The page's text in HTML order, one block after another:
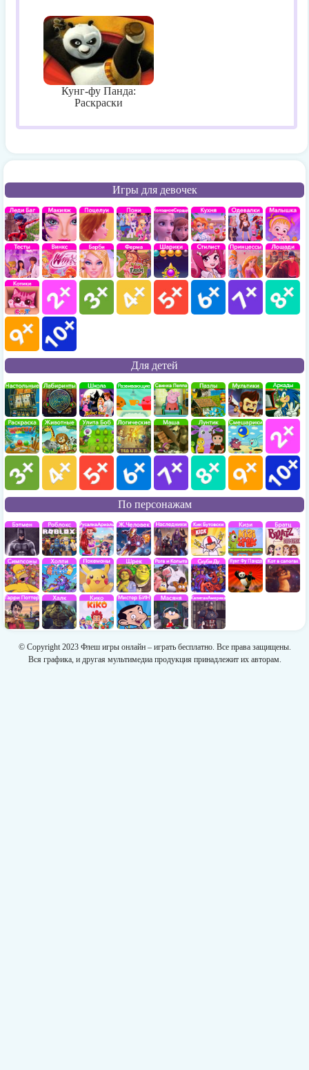
Кунг-фу Панда:
Раскраски
Игры для девочек
Для детей
По персонажам
© Copyright 2023 Флеш игры онлайн – играть бесплатно. Все права защищены.
Вся графика, и другая мультимедиа продукция принадлежит их авторам.